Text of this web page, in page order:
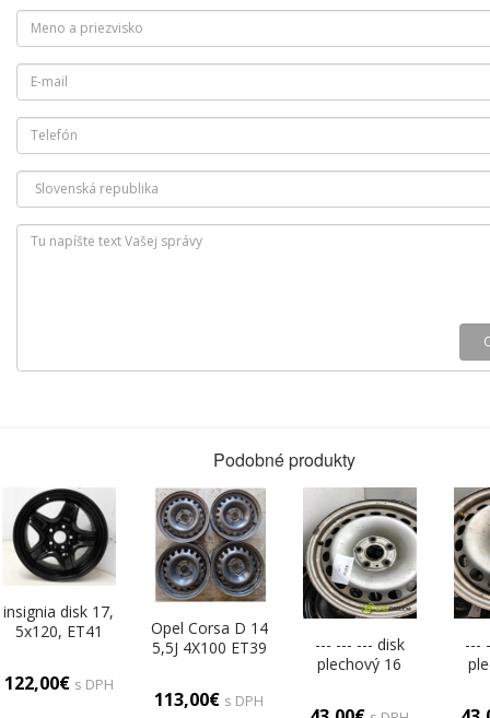
Podobné produkty
insignia disk 17,
5x120, ET41
122,00€ s DPH
Opel Corsa D 14
5,5J 4X100 ET39
113,00€ s DPH
--- --- --- disk
plechový 16
---